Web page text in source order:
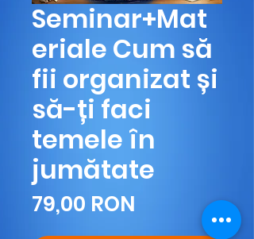
Seminar+Mat
eriale Cum să
fii organizat și
să-ți faci
temele în
jumătate
79,00 RON